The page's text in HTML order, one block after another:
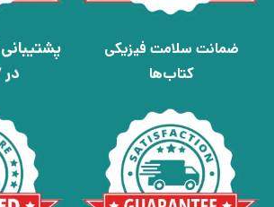
ضمانت سلامت فیزیکی
کتاب‌ها
در 7 روز هفته